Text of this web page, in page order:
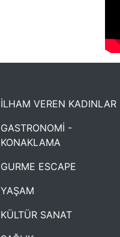
İLHAM VEREN KADINLAR
GASTRONOMİ -
KONAKLAMA
GURME ESCAPE
YAŞAM
KÜLTÜR SANAT